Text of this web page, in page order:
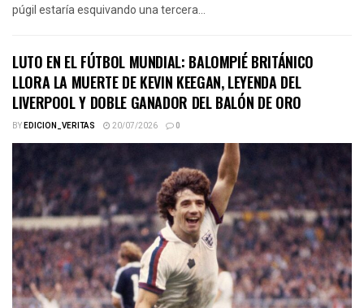
púgil estaría esquivando una tercera...
LUTO EN EL FÚTBOL MUNDIAL: BALOMPIÉ BRITÁNICO
LLORA LA MUERTE DE KEVIN KEEGAN, LEYENDA DEL
LIVERPOOL Y DOBLE GANADOR DEL BALÓN DE ORO
BYEDICION_VERITAS 20/07/2026 0